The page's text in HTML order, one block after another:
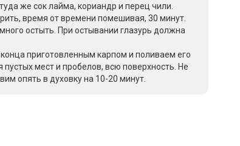
же сок лайма, кориандр и перец чили.
время от времени помешивая, 30 минут.
остыть. При остывании глазурь должна
приготовленным карпом и поливаем его
мест и пробелов, всю поверхность. Не
опять в духовку на 10-20 минут.